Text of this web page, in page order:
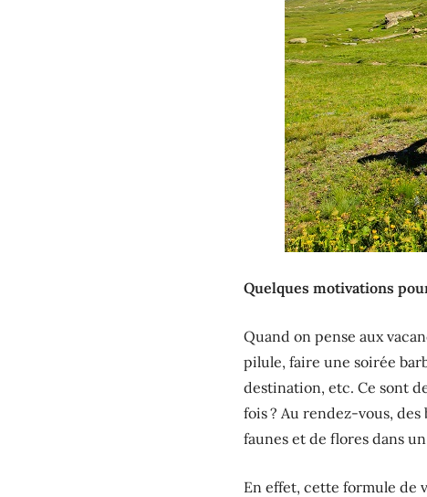
Quelques motivations
Quand on pense aux
pilule, faire une soirée
destination, etc. Ce sont
fois ? Au rendez-vous,
faunes et de flores dans
En effet, cette formule de